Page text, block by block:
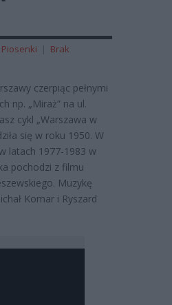
Piosenki | Brak
czerpiąc pełnymi
np. „Miraż” na ul.
cykl „Warszawa w
się w roku 1950. W
latach 1977-1983 w
pochodzi z filmu
Muzykę
Komar i Ryszard